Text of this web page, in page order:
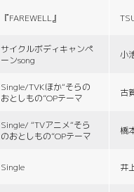
『FAREWELL』
サイクルボディキャンペ
ーンsong
小
Single/TVKほか“そらの
おとしもの”OPテーマ
古
Single/ “TVアニメ“そら
のおとしもの”OPテーマ
橋
Single 井